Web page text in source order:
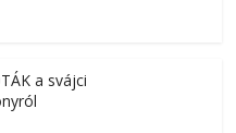
a svájci